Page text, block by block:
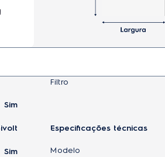
Sim
Sim
Filtro
Especificações técnicas
Modelo